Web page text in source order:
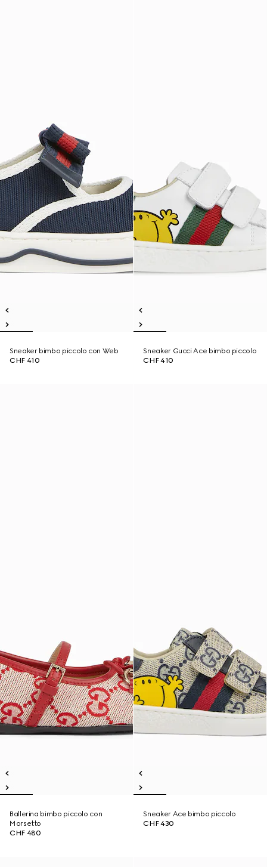
Sneaker bimbo piccolo con Web
CHF 410
Sneaker Gucci Ace bimbo piccolo
CHF 410
Ballerina bimbo piccolo con
Morsetto
CHF 480
Sneaker Ace bimbo piccolo
CHF 430